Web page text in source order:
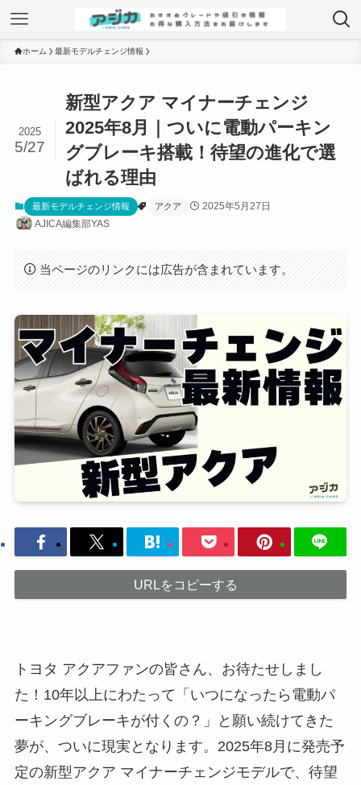
ホーム 最新モデルチェンジ情報
新型アクア マイナーチェンジ
2025年8月｜ついに電動パーキン
グブレーキ搭載！待望の進化で選
ばれる理由
2025
5/27
最新モデルチェンジ情報 アクア
2025年5月27日
AJICA編集部YAS
当ページのリンクには広告が含まれています。
URLをコピーする
トヨタ アクアファンの皆さん、お待たせしまし
た！10年以上にわたって「いつになったら電動パ
ーキングブレーキが付くの？」と願い続けてきた
夢が、ついに現実となります。2025年8月に発売予
定の新型アクア マイナーチェンジモデルで、待望